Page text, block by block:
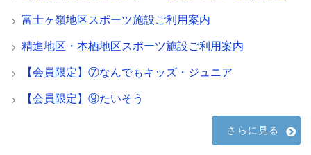
富士ヶ嶺地区スポーツ施設ご利用案内
精進地区・本栖地区スポーツ施設ご利用案内
【会員限定】⑦なんでもキッズ・ジュニア
【会員限定】⑨たいそう
さらに見る